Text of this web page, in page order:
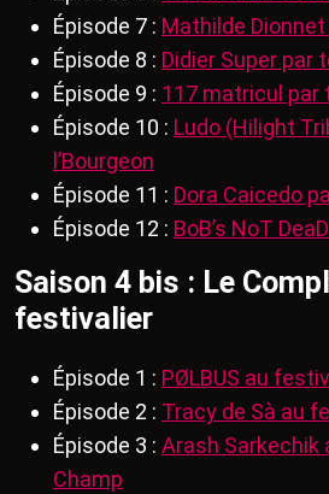
Épisode 7 : Mathilde
Épisode 8 : Didier Super par
Épisode 9 : 117 matricul par
Épisode 10 : Ludo (Hilight
l’Bourgeon
Épisode 11 : Dora Caicedo
Épisode 12 : BoB’s NoT
Saison 4 bis : Le
festivalier
Épisode 1 : PØLBUS au
Épisode 2 : Tracy de Sà au
Épisode 3 : Arash Sarkechik
Champ